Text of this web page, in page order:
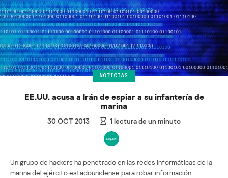
NOTICIAS
EE.UU. acusa a Irán de espiar a su infantería de
marina
30 OCT 2013 1 lectura de un minuto
Un grupo de hackers ha penetrado en las redes informáticas de la
marina del ejército estadounidense para robar información